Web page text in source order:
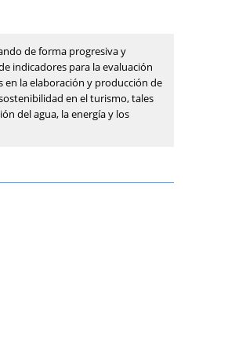
de forma progresiva y
indicadores para la evaluación
en la elaboración y producción de
en el turismo, tales
del agua, la energía y los